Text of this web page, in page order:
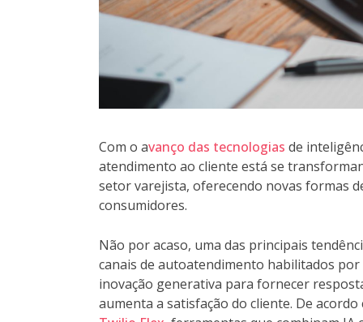
Com o avanço das tecnologias de
atendimento ao cliente está se
setor varejista, oferecendo novas formas
consumidores.
Não por acaso, uma das principais
canais de autoatendimento habilitados por
inovação generativa para fornecer
aumenta a satisfação do cliente. De